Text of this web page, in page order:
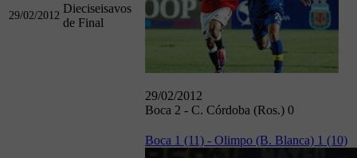
29/02/2012
Dieciseisavos
de Final
29/02/2012
Boca 2 - C. Córdoba (Ros.) 0
Boca 1 (11) - Olimpo (B. Blanca) 1 (10)